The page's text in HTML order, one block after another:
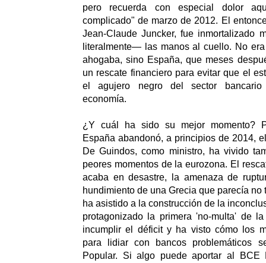
pero recuerda con especial dolor
complicado" de marzo de 2012. El
Jean-Claude Juncker, fue inmortalizado
literalmente— las manos al cuello. No
ahogaba, sino España, que meses
un rescate financiero para evitar que el
el agujero negro del sector
economía.
¿Y cuál ha sido su mejor momento?
España abandonó, a principios de 2014,
De Guindos, como ministro, ha vivido
peores momentos de la eurozona. El
acaba en desastre, la amenaza de
hundimiento de una Grecia que parecía no
ha asistido a la construcción de la
protagonizado la primera 'no-multa' de
incumplir el déficit y ha visto cómo los
para lidiar con bancos problemáticos
Popular. Si algo puede aportar al BCE